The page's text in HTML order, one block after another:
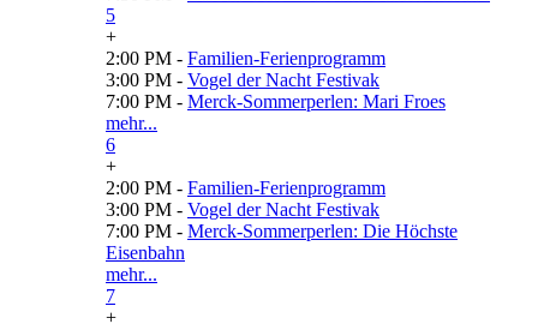
5
+
2:00 PM - Familien-Ferienprogramm
3:00 PM - Vogel der Nacht Festivak
7:00 PM - Merck-Sommerperlen: Mari Froes
mehr...
6
+
2:00 PM - Familien-Ferienprogramm
3:00 PM - Vogel der Nacht Festivak
7:00 PM - Merck-Sommerperlen: Die Höchste
Eisenbahn
mehr...
7
+